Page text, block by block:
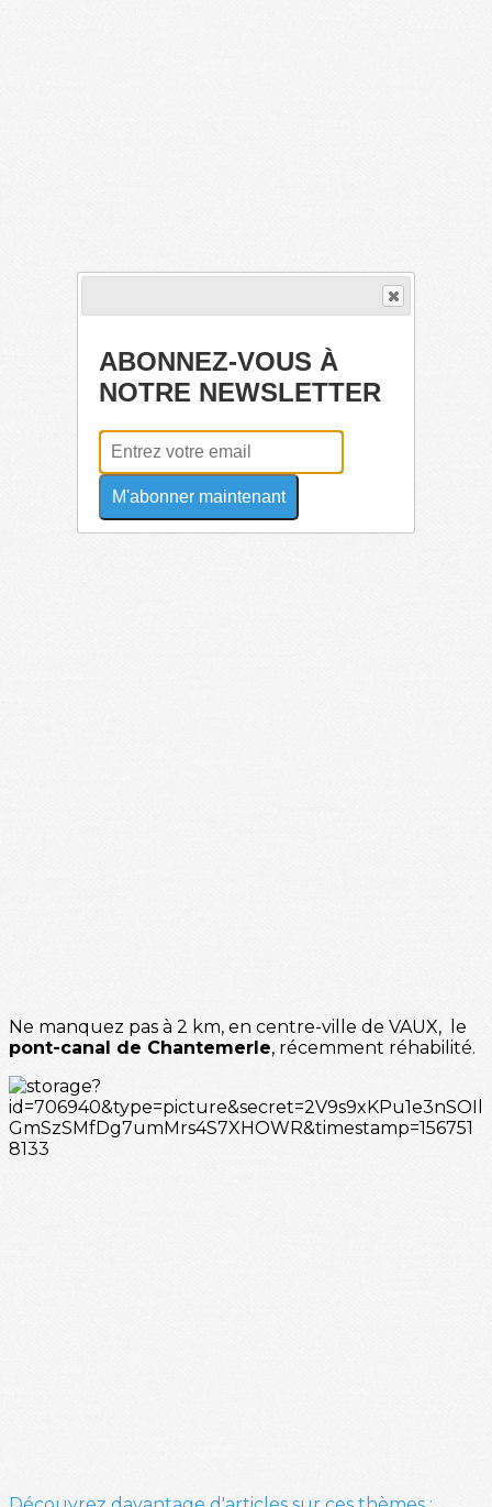
Ne manquez pas à 2 km, en centre-ville de VAUX, le
pont-canal de Chantemerle, récemment réhabilité.
ABONNEZ-VOUS À
NOTRE NEWSLETTER
M'abonner maintenant